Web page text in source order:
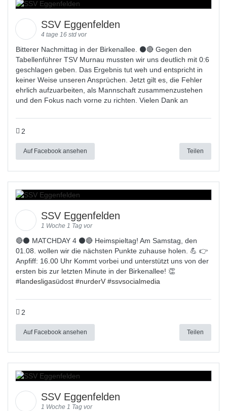
SSV Eggenfelden
4 tage 16 std vor
Bitterer Nachmittag in der Birkenallee. ⚫🔴 Gegen den
Tabellenführer TSV Murnau mussten wir uns deutlich mit 0:6
geschlagen geben. Das Ergebnis tut weh und entspricht in
keiner Weise unseren Ansprüchen. Jetzt gilt es, die Fehler
ehrlich aufzuarbeiten, als Mannschaft zusammenzustehen
und den Fokus nach vorne zu richten. Vielen Dank an
2
Auf Facebook ansehen Teilen
SSV Eggenfelden
1 Woche 1 Tag vor
🔴⚫ MATCHDAY 4 ⚫🔴 Heimspieltag! Am Samstag, den
01.08. wollen wir die nächsten Punkte zuhause holen. 💪 👉
Anpfiff: 16.00 Uhr Kommt vorbei und unterstützt uns von der
ersten bis zur letzten Minute in der Birkenallee! 👏
#landesligasüdost #nurderV #ssvsocialmedia
2
Auf Facebook ansehen Teilen
SSV Eggenfelden
1 Woche 1 Tag vor